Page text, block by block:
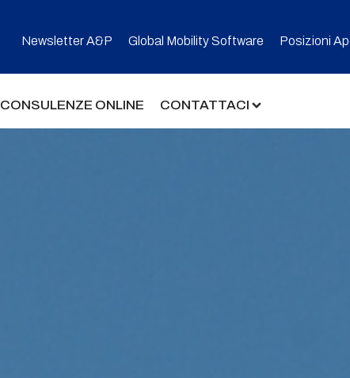
Newsletter A&P Global Mobility Software​ Posizioni
CONSULENZE ONLINE CONTATTACI